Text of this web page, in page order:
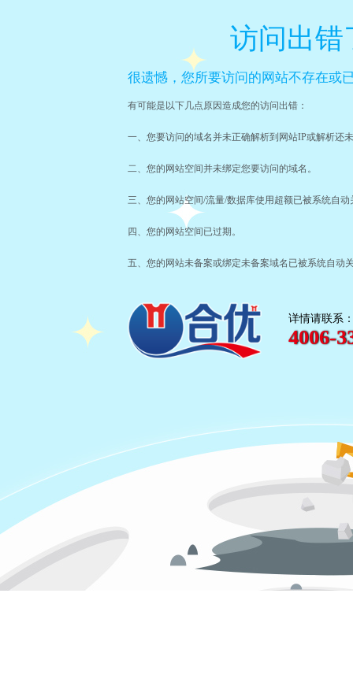
访问出错
很遗憾，您所要访问的网站不存在或
有可能是以下几点原因造成您的访问出错：
一、您要访问的域名并未正确解析到网站IP或解析还
二、您的网站空间并未绑定您要访问的域名。
三、您的网站空间/流量/数据库使用超额已被系统自动
四、您的网站空间已过期。
五、您的网站未备案或绑定未备案域名已被系统自动
详情请联系
4006-